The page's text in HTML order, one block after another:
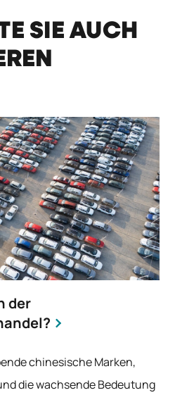
SIE AUCH
der
chinesische Marken,
die wachsende Bedeutung